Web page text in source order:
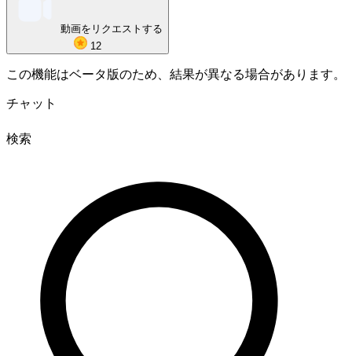
動画をリクエストする
12
この機能はベータ版のため、結果が異なる場合があります。
チャット
検索